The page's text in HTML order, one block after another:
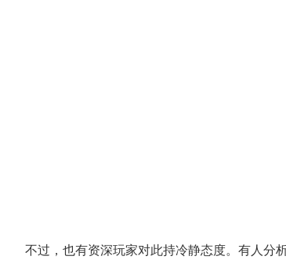
不过，也有资深玩家对此持冷静态度。有人分